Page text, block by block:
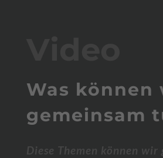
Was können
gemeinsam
Diese Themen können wir